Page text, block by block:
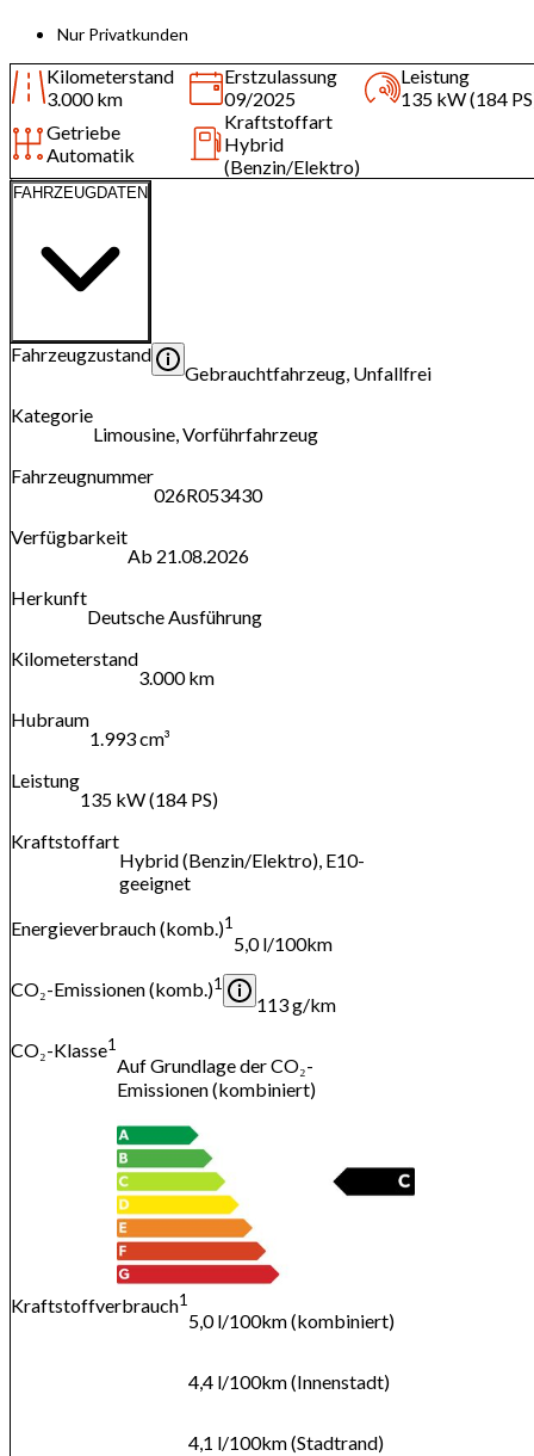
Nur Privatkunden
Kilometerstand
3.000 km
Erstzulassung
09/2025
Leistung
135 kW (184
Getriebe
Automatik
Kraftstoffart
Hybrid
(Benzin/Elektro)
FAHRZEUGDATEN
Fahrzeugzustand
Gebrauchtfahrzeug, Unfallfrei
Kategorie
Limousine, Vorführfahrzeug
Fahrzeugnummer
026R053430
Verfügbarkeit
Ab 21.08.2026
Herkunft
Deutsche Ausführung
Kilometerstand
3.000 km
Hubraum
1.993 cm³
Leistung
135 kW (184 PS)
Kraftstoffart
Hybrid (Benzin/Elektro), E10-
geeignet
Energieverbrauch (komb.)1
5,0 l/100km
CO₂-Emissionen (komb.)1
113 g/km
CO₂-Klasse1
Auf Grundlage der CO₂-
Emissionen (kombiniert)
Kraftstoffverbrauch1
5,0 l/100km (kombiniert)
4,4 l/100km (Innenstadt)
4,1 l/100km (Stadtrand)